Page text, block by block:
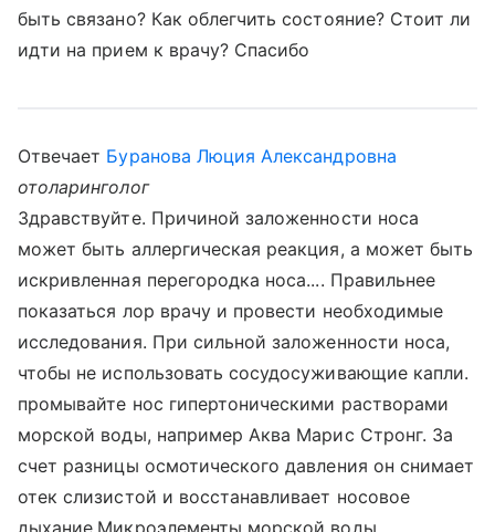
быть связано? Как облегчить состояние? Стоит ли
идти на прием к врачу? Спасибо
Отвечает Буранова Люция Александровна
отоларинголог
Здравствуйте. Причиной заложенности носа
может быть аллергическая реакция, а может быть
искривленная перегородка носа.... Правильнее
показаться лор врачу и провести необходимые
исследования. При сильной заложенности носа,
чтобы не использовать сосудосуживающие капли.
промывайте нос гипертоническими растворами
морской воды, например Аква Марис Стронг. За
счет разницы осмотического давления он снимает
отек слизистой и восстанавливает носовое
дыхание.Микроэлементы морской воды